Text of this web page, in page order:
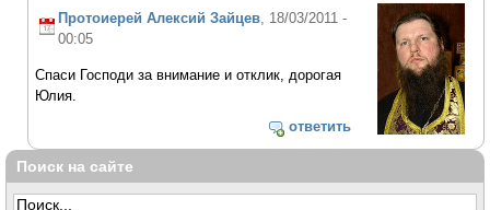
Протоиерей Алексий Зайцев , 18/03/2011 -
00:05
Спаси Господи за внимание и отклик, дорогая
Юлия.
ответить
Поиск на сайте